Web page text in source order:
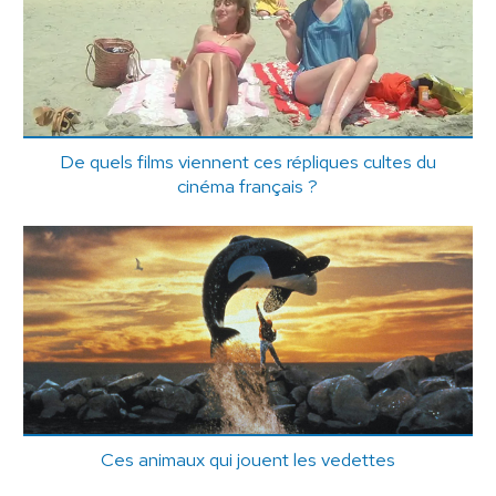
De quels films viennent ces répliques cultes du
cinéma français ?
Ces animaux qui jouent les vedettes